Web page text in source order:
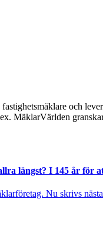
och
MäklarVärlden
längst? I 145 år för
Nu skrivs